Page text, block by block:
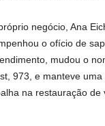
negócio, Ana
o ofício de
mudou o
973, e manteve
na restauração